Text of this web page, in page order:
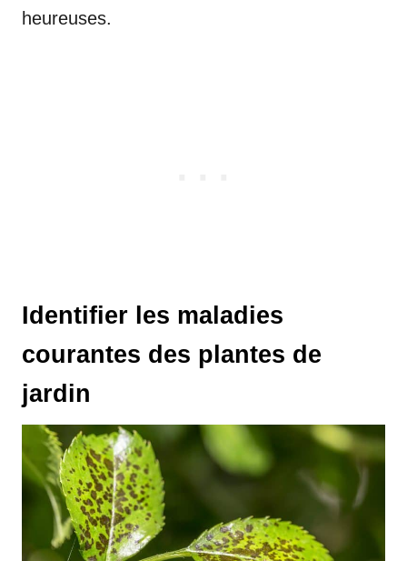
heureuses.
Identifier les maladies
courantes des plantes de
jardin